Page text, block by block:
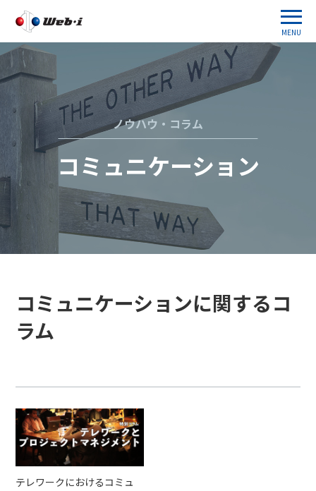
MENU
ノウハウ・コラム
コミュニケーション
コミュニケーションに関するコ
ラム
テレワークにおけるコミュ